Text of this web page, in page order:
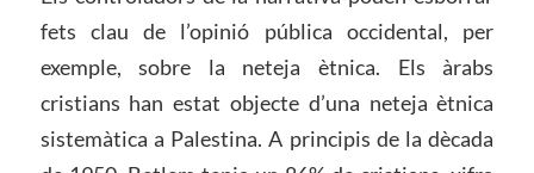
fets clau de l’opinió pública occidental, per
exemple, sobre la neteja ètnica. Els àrabs
cristians han estat objecte d’una neteja ètnica
sistemàtica a Palestina. A principis de la dècada